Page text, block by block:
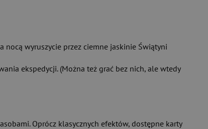
nocą wyruszycie przez ciemne jaskinie Świątyni
ekspedycji. (Można też grać bez nich, ale wtedy
Oprócz klasycznych efektów, dostępne karty